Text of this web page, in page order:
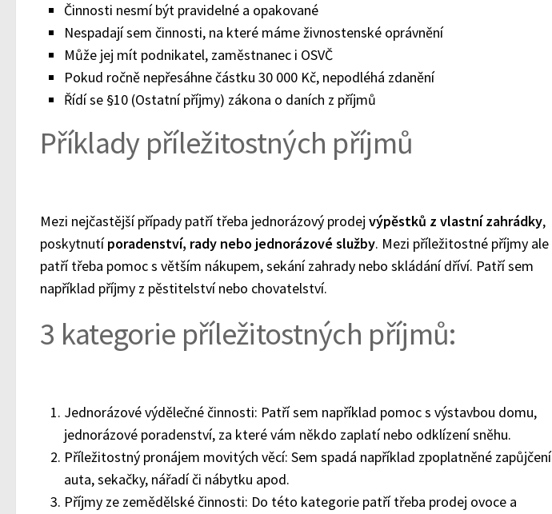
Činnosti nesmí být pravidelné a opakované
Nespadají sem činnosti, na které máme živnostenské oprávnění
Může jej mít podnikatel, zaměstnanec i OSVČ
Pokud ročně nepřesáhne částku 30 000 Kč, nepodléhá zdanění
Řídí se §10 (Ostatní příjmy) zákona o daních z příjmů
Příklady příležitostných příjmů
Mezi nejčastější případy patří třeba jednorázový prodej výpěstků z vlastní zahrádky,
poskytnutíporadenství, rady nebo jednorázové služby. Mezi příležitostné příjmy ale
patří třeba pomoc s větším nákupem, sekání zahrady nebo skládání dříví. Patří sem
například příjmy z pěstitelství nebo chovatelství.
3 kategorie příležitostných příjmů:
Jednorázové výdělečné činnosti: Patří sem například pomoc s výstavbou domu,
jednorázové poradenství, za které vám někdo zaplatí nebo odklízení sněhu.
Příležitostný pronájem movitých věcí: Sem spadá například zpoplatněné zapůjčení
auta, sekačky, nářadí či nábytku apod.
Příjmy ze zemědělské činnosti: Do této kategorie patří třeba prodej ovoce a